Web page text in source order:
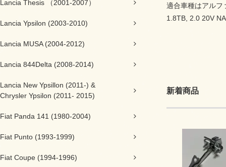
Lancia Thesis （2001-2007）
Lancia Ypsilon (2003-2010)
Lancia MUSA (2004-2012)
Lancia 844Delta (2008-2014)
Lancia New Ypsillon (2011-) &
Chrysler Ypsilon (2011- 2015)
Fiat Panda 141 (1980-2004)
Fiat Punto (1993-1999)
Fiat Coupe (1994-1996)
適合車種はアルフ
1.8TB, 2.0 20V
新着商品